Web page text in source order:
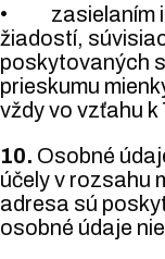
• zasielaním
žiadostí,
poskytovaných
prieskumu
vždy vo vzťahu
10. Osobné
účely v rozsahu
adresa sú
osobné údaje